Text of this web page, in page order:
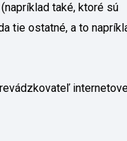
(napríklad také, ktoré sú
tie ostatné, a to